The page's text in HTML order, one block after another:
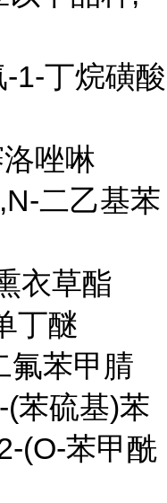
1-丁烷磺酸
唑啉
二乙基苯
衣草酯
丁醚
氟苯甲腈
苯硫基)苯
(O-苯甲酰